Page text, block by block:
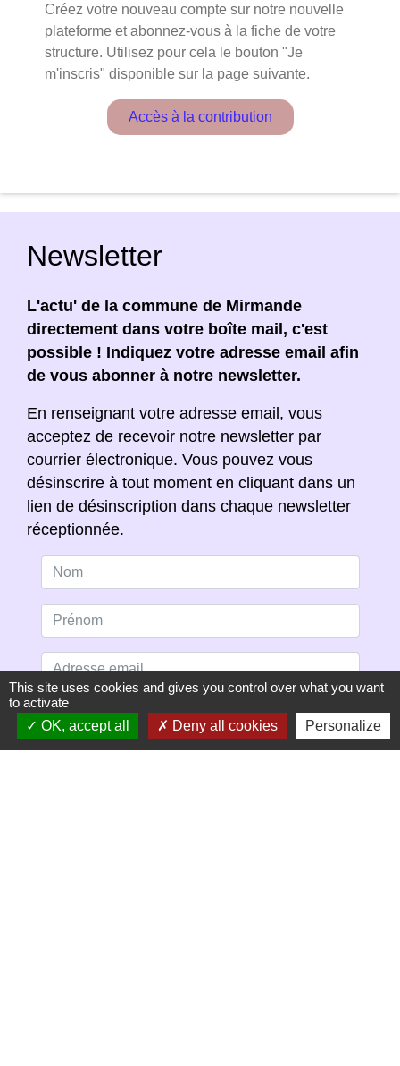
Créez votre nouveau compte sur notre nouvelle
plateforme et abonnez-vous à la fiche de votre
structure. Utilisez pour cela le bouton "Je
m'inscris" disponible sur la page suivante.
Accès à la contribution
Newsletter
L'actu' de la commune de Mirmande
directement dans votre boîte mail, c'est
possible ! Indiquez votre adresse email afin
de vous abonner à notre newsletter.
En renseignant votre adresse email, vous
acceptez de recevoir notre newsletter par
courrier électronique. Vous pouvez vous
désinscrire à tout moment en cliquant dans un
lien de désinscription dans chaque newsletter
réceptionnée.
This site uses cookies and gives you control over what you want
to activate
OK, accept all
Deny all cookies Personalize